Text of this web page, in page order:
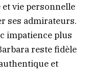
vie personnelle
ses admirateurs.
impatience plus
reste fidèle
et